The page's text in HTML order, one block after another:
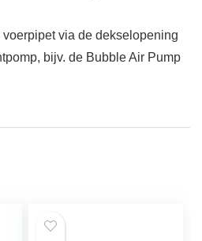
voerpipet via de dekselopening
bijv. de Bubble Air Pump